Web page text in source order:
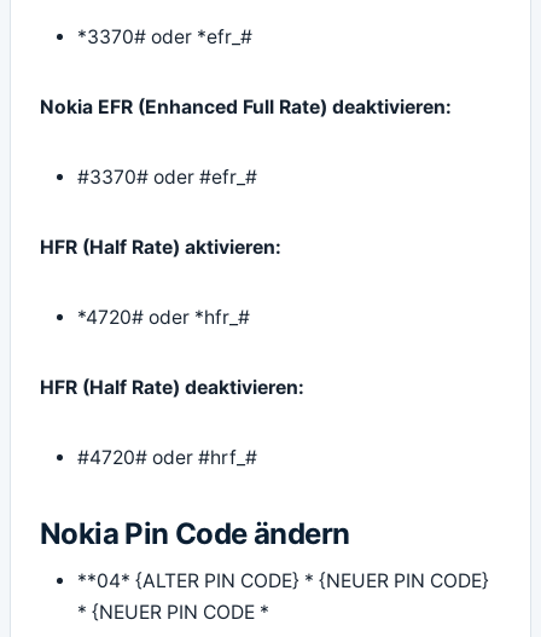
*3370# oder *efr_#
Nokia EFR (Enhanced Full Rate) deaktivieren:
#3370# oder #efr_#
HFR (Half Rate) aktivieren:
*4720# oder *hfr_#
HFR (Half Rate) deaktivieren:
#4720# oder #hrf_#
Nokia Pin Code ändern
**04* {ALTER PIN CODE} * {NEUER PIN CODE}
* {NEUER PIN CODE *